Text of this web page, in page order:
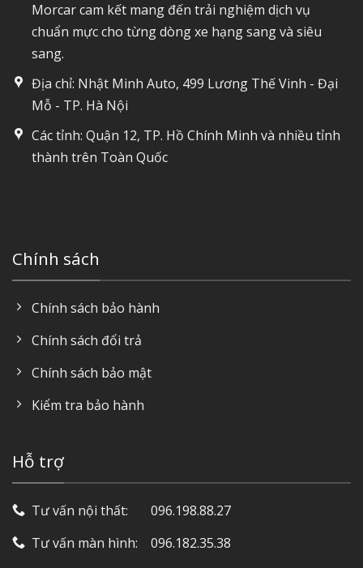
Morcar cam kết mang đến trải nghiệm dịch vụ
chuẩn mực cho từng dòng xe hạng sang và siêu
sang.
Địa chỉ: Nhật Minh Auto, 499 Lương Thế Vinh - Đại
Mỗ - TP. Hà Nội
Các tỉnh: Quận 12, TP. Hồ Chính Minh và nhiều tỉnh
thành trên Toàn Quốc
Chính sách
Chính sách bảo hành
Chính sách đổi trả
Chính sách bảo mật
Kiểm tra bảo hành
Hỗ trợ
Tư vấn nội thất: ‎ ‎ ‎ ‎ ‎ ‎ 096.198.88.27
Tư vấn màn hình: ‎ ‎ ‎ 096.182.35.38